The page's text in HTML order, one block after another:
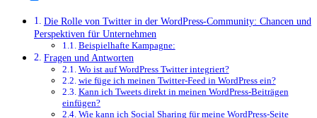
Die‍ Rolle von Twitter in der WordPress-Community:‍ Chancen und
​Perspektiven für Unternehmen
Beispielhafte ⁤Kampagne:
Fragen ‍und Antworten
Wo ist auf WordPress Twitter integriert?
wie füge ‌ich meinen Twitter-Feed in WordPress ein?
Kann ich Tweets direkt in meinen WordPress-Beiträgen
einfügen?
Wie kann ich Social Sharing für meine WordPress-Seite